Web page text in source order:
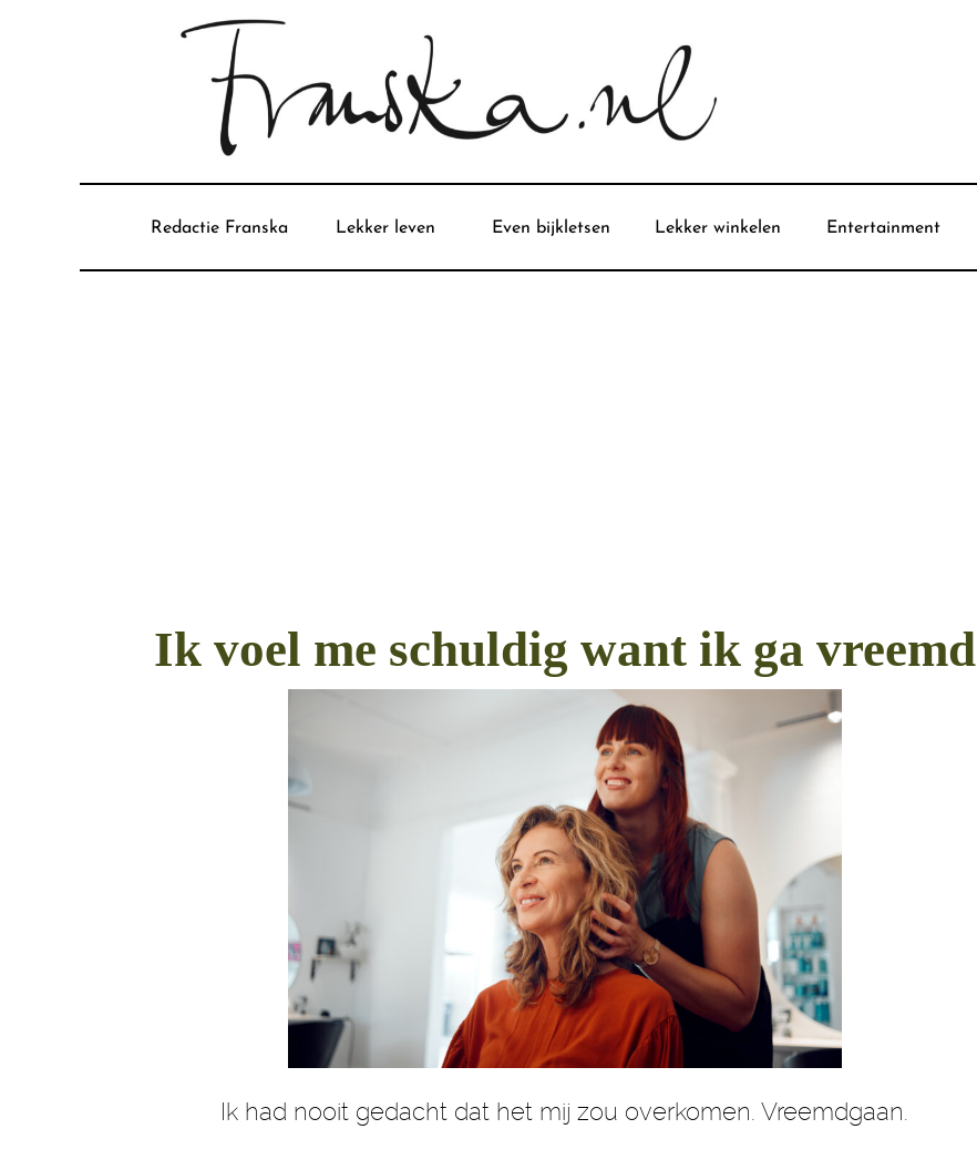
Redactie Franska Lekker leven Even bijkletsen Lekker winkelen Entertainment
Ik voel me schuldig want ik ga vreemd
Ik had nooit gedacht dat het mij zou overkomen. Vreemdgaan.